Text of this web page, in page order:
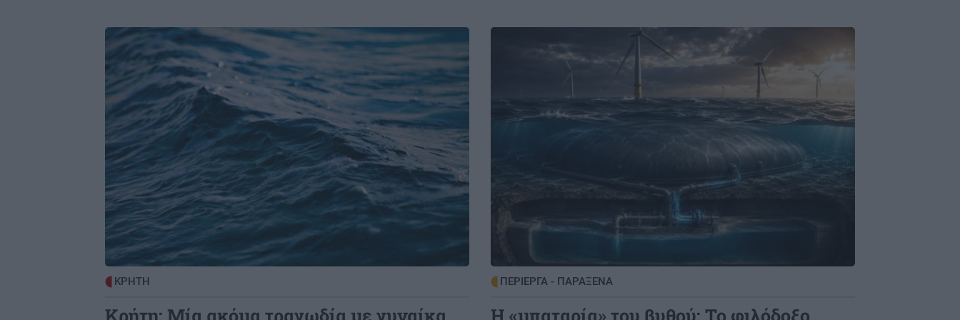
Αττική
Image
ΚΡΗΤΗ ΠΕΡΙΕΡΓΑ - ΠΑΡΑΞΕΝΑ